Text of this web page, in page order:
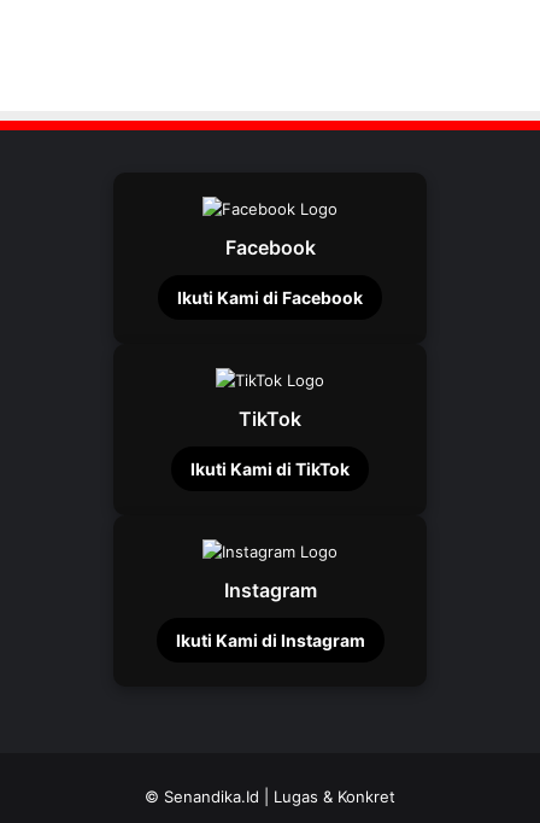
Facebook
Ikuti Kami di Facebook
TikTok
Ikuti Kami di TikTok
Instagram
Ikuti Kami di Instagram
© Senandika.Id | Lugas & Konkret